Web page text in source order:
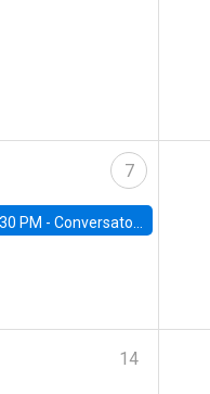
7
PM - Conversatorio | Pobreza: La mirada de León XIV
14